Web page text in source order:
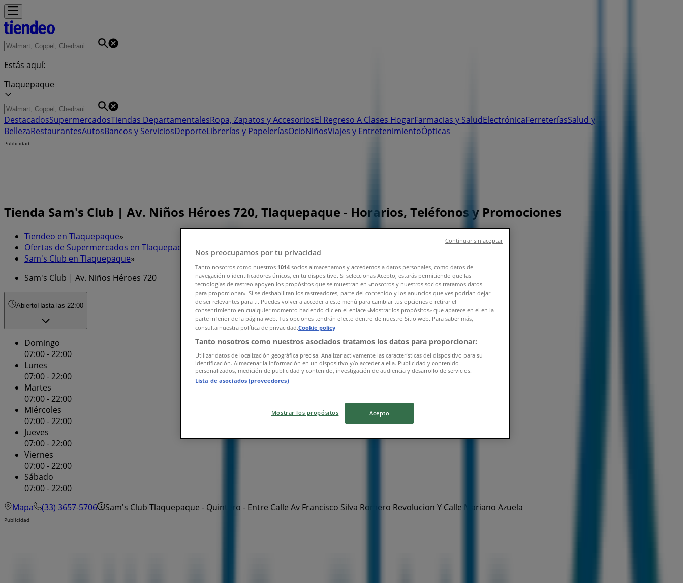
Estás aquí:
Tlaquepaque
DestacadosSupermercadosTiendas DepartamentalesRopa, Zapatos y AccesoriosEl Regreso A Clases HogarFarmacias y SaludElectrónicaFerreteríasSalud y
BellezaRestaurantesAutosBancos y ServiciosDeporteLibrerías y PapeleríasOcioNiñosViajes y EntretenimientoÓpticas
Publicidad
Tienda Sam's Club | Av. Niños Héroes 720, Tlaquepaque - Horarios, Teléfonos y Promociones
Tiendeo en Tlaquepaque»
Ofertas de Supermercados en Tlaquepaque
Sam's Club en Tlaquepaque»
Sam's Club | Av. Niños Héroes 720
AbiertoHasta las 22:00
Domingo
07:00 - 22:00
Lunes
07:00 - 22:00
Martes
07:00 - 22:00
Miércoles
07:00 - 22:00
Jueves
07:00 - 22:00
Viernes
07:00 - 22:00
Sábado
07:00 - 22:00
Mapa
(33) 3657-5706 Sam's Club Tlaquepaque - Quintero - Entre Calle Av Francisco Silva Romero Revolucion Y Calle Mariano Azuela
Publicidad
Nos preocupamos por tu privacidad
Tanto nosotros como nuestros 1014 socios almacenamos y accedemos a datos personales, como datos de
navegación o identificadores únicos, en tu dispositivo. Si seleccionas Acepto, estarás permitiendo que las
tecnologías de rastreo apoyen los propósitos que se muestran en «nosotros y nuestros socios tratamos datos
para proporcionar». Si se deshabilitan los rastreadores, parte del contenido y los anuncios que ves podrían dejar
de ser relevantes para ti. Puedes volver a acceder a este menú para cambiar tus opciones o retirar el
consentimiento en cualquier momento haciendo clic en el enlace «Mostrar los propósitos» que aparece en el en la
parte inferior de la página web. Tus opciones tendrán efecto dentro de nuestro Sitio web. Para saber más,
consulta nuestra política de privacidad.Cookie policy
Tanto nosotros como nuestros asociados tratamos los datos para proporcionar:
Utilizar datos de localización geográfica precisa. Analizar activamente las características del dispositivo para su
identificación. Almacenar la información en un dispositivo y/o acceder a ella. Publicidad y contenido
personalizados, medición de publicidad y contenido, investigación de audiencia y desarrollo de servicios.
Lista de asociados (proveedores)
Mostrar los propósitos Acepto
Continuar sin aceptar